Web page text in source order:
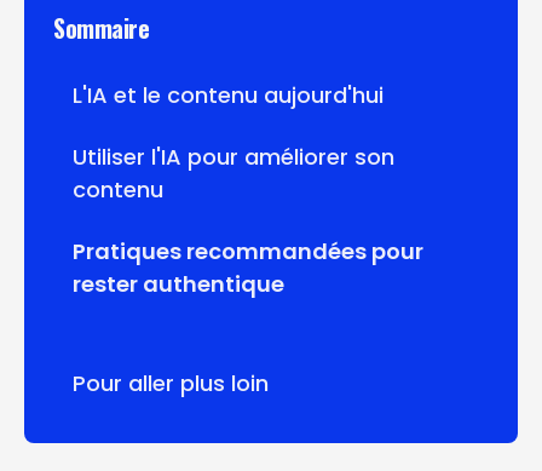
Sommaire
L'IA et le contenu aujourd'hui
Utiliser l'IA pour améliorer son
contenu
Pratiques recommandées pour
rester authentique
Pour aller plus loin